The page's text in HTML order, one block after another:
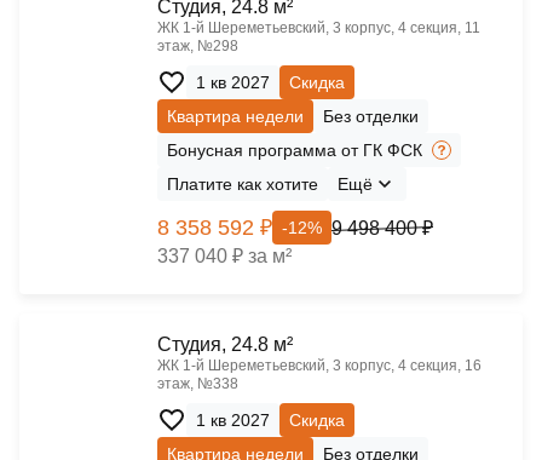
Cтудия, 24.8 м²
ЖК 1‑й Шереметьевский, 3 корпус, 4 секция, 11
этаж, №298
1 кв 2027
Скидка
Квартира недели
Без отделки
Бонусная программа от ГК ФСК
Платите как хотите
Ещё
8 358 592 ₽ -12% 9 498 400 ₽
337 040 ₽ за м²
Cтудия, 24.8 м²
ЖК 1‑й Шереметьевский, 3 корпус, 4 секция, 16
этаж, №338
1 кв 2027
Скидка
Квартира недели
Без отделки